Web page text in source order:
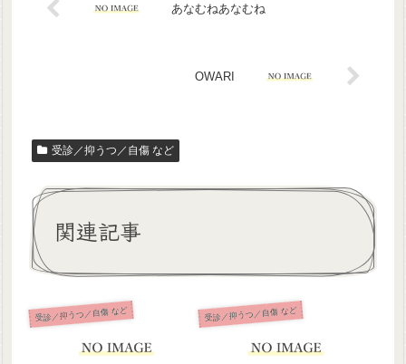
あなむねあなむね
OWARI
受診／抑うつ／自傷 など
関連記事
受診／抑うつ／自傷 など 受診／抑うつ／自傷 など